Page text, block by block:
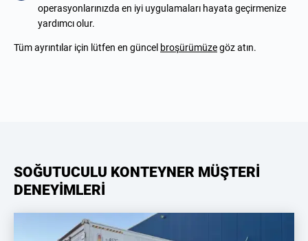
operasyonlarınızda en iyi uygulamaları hayata geçirmenize
yardımcı olur.
Tüm ayrıntılar için lütfen en güncel broşürümüzegöz atın.
SOĞUTUCULU KONTEYNER MÜŞTERİ
DENEYİMLERİ